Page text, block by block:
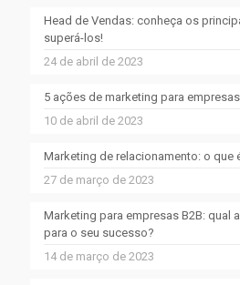
Head de Vendas: conheça os
superá-los!
24 de abril de 2023
5 ações de marketing para
10 de abril de 2023
Marketing de relacionamento: o que
27 de março de 2023
Marketing para empresas B2B: qual
para o seu sucesso?
14 de março de 2023